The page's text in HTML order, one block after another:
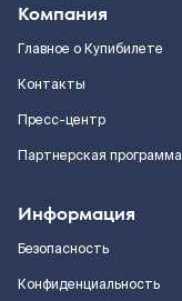
Компания
Главное о Купибилете
Контакты
Пресс-центр
Партнерская программа
Информация
Безопасность
Конфиденциальность